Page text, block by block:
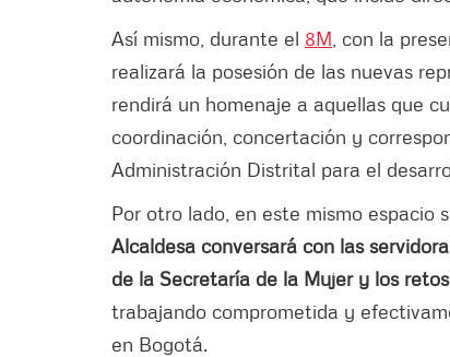
Así mismo, durante el 8M , con la
realizará la posesión de las nuevas
rendirá un homenaje a aquellas que
coordinación, concertación y
Administración Distrital para el
Por otro lado, en este mismo espacio
Alcaldesa conversará con las
de la Secretaría de la Mujer y los
trabajando comprometida y
en Bogotá.